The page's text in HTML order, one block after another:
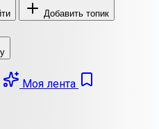
Добавить топик
Моя лента